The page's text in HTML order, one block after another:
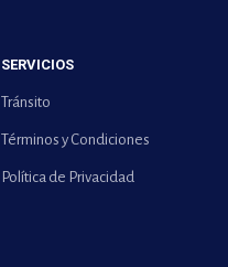
SERVICIOS
Tránsito
Términos y Condiciones
Política de Privacidad